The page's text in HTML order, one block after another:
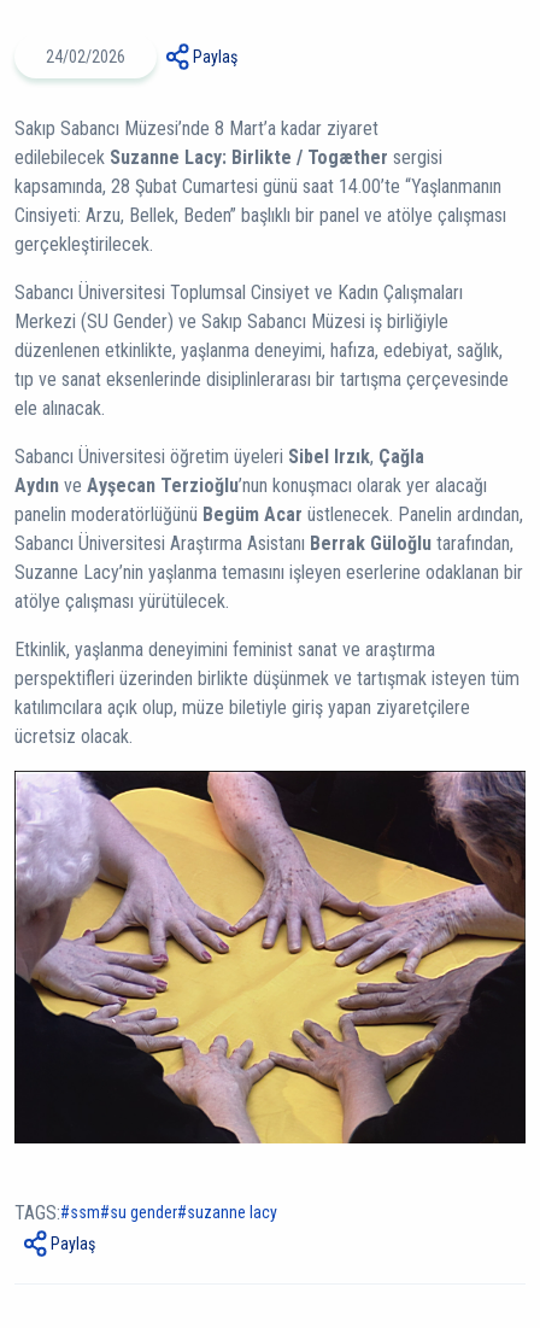
24/02/2026 Paylaş
Sakıp Sabancı Müzesi’nde 8 Mart’a kadar ziyaret
edilebilecek Suzanne Lacy: Birlikte / Togæther sergisi
kapsamında, 28 Şubat Cumartesi günü saat 14.00’te “Yaşlanmanın
Cinsiyeti: Arzu, Bellek, Beden” başlıklı bir panel ve atölye çalışması
gerçekleştirilecek.
Sabancı Üniversitesi Toplumsal Cinsiyet ve Kadın Çalışmaları
Merkezi (SU Gender) ve Sakıp Sabancı Müzesi iş birliğiyle
düzenlenen etkinlikte, yaşlanma deneyimi, hafıza, edebiyat, sağlık,
tıp ve sanat eksenlerinde disiplinlerarası bir tartışma çerçevesinde
ele alınacak.
Sabancı Üniversitesi öğretim üyeleri Sibel Irzık, Çağla
Aydın ve Ayşecan Terzioğlu’nun konuşmacı olarak yer alacağı
panelin moderatörlüğünü Begüm Acar üstlenecek. Panelin ardından,
Sabancı Üniversitesi Araştırma Asistanı Berrak Güloğlu tarafından,
Suzanne Lacy’nin yaşlanma temasını işleyen eserlerine odaklanan bir
atölye çalışması yürütülecek.
Etkinlik, yaşlanma deneyimini feminist sanat ve araştırma
perspektifleri üzerinden birlikte düşünmek ve tartışmak isteyen tüm
katılımcılara açık olup, müze biletiyle giriş yapan ziyaretçilere
ücretsiz olacak.
TAGS: ssm su gender suzanne lacy
Paylaş